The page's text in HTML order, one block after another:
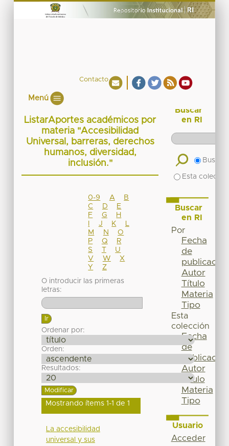
Contacto
Menú
ListarAportes académicos por
materia "Accesibilidad
Universal, barreras, derechos
humanos, diversidad,
inclusión."
0-9 A
B
C
D
E
F
G
H
J K
M
N
O
P
Q
R
S
T
U
V
W
X
Y
Z
O introducir las primeras
letras:
Ordenar por:
Orden:
Resultados:
Mostrando ítems 1-1 de 1
La accesibilidad
universal y sus
Buscar
en RI
Buscar
Esta
Buscar
en RI
Por
Fecha
de
publicación
Autor
Título
Materia
Tipo
Esta
colección
Fecha
de
publicación
Autor
Título
Materia
Tipo
Usuario
Acceder